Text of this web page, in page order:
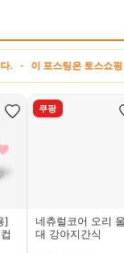
쇼핑 쉐어링크
]
쿠팡
네츄럴코어 오리 울
대 강아지간식